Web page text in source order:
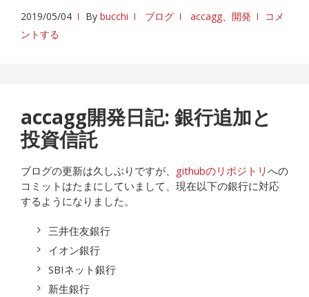
2019/05/04 By bucchi ブログ accagg、 開発
コメ
ントする
accagg開発日記: 銀行追加と
投資信託
ブログの更新は久しぶりですが、 githubのリポジトリ への
コミットはたまにしていまして、現在以下の銀行に対応
するようになりました。
三井住友銀行
イオン銀行
SBIネット銀行
新生銀行